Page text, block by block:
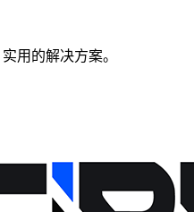
用的解决方案。